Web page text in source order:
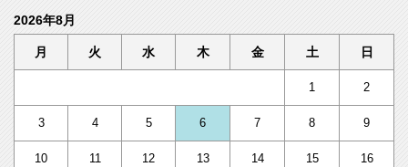
2026年8月
月 火 水 木 金 土 日
1 2
3 4 5 6 7 8 9
10 11 12 13 14 15 16